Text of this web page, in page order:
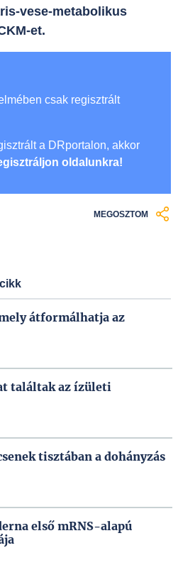
vese-metabolikus
et.
csak regisztrált
a DRportalon, akkor
oldalunkra!
MEGOSZTOM
átformálhatja az
találtak az ízületi
tisztában a dohányzás
első mRNS-alapú